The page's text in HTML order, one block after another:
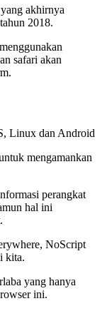
akhirnya
2018.
safari akan
Linux dan Android
mengamankan
perangkat
hal ini
NoScript
kita.
yang hanya
ini.